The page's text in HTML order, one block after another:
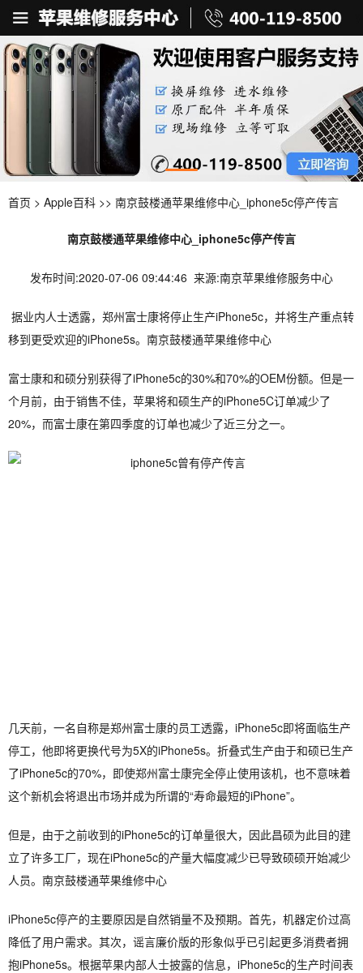
首页 > Apple百科 >> 南京鼓楼通苹果维修中心_iphone5c停产传言
南京鼓楼通苹果维修中心_iphone5c停产传言
发布时间:2020-07-06 09:44:46 来源:南京苹果维修服务中心
据业内人士透露，郑州富士康将停止生产iPhone5c，并将生产重点转
移到更受欢迎的iPhone5s。南京鼓楼通苹果维修中心
富士康和和硕分别获得了iPhone5c的30%和70%的OEM份额。但是一
个月前，由于销售不佳，苹果将和硕生产的iPhone5C订单减少了
20%，而富士康在第四季度的订单也减少了近三分之一。
几天前，一名自称是郑州富士康的员工透露，iPhone5c即将面临生产
停工，他即将更换代号为5X的iPhone5s。折叠式生产由于和硕已生产
了iPhone5c的70%，即使郑州富士康完全停止使用该机，也不意味着
这个新机会将退出市场并成为所谓的“寿命最短的iPhone”。
但是，由于之前收到的iPhone5c的订单量很大，因此昌硕为此目的建
立了许多工厂，现在iPhone5c的产量大幅度减少已导致硕硕开始减少
人员。南京鼓楼通苹果维修中心
iPhone5c停产的主要原因是自然销量不及预期。首先，机器定价过高
降低了用户需求。其次，谣言廉价版的形象似乎已引起更多消费者拥
抱iPhone5s。根据苹果内部人士披露的信息，iPhone5c的生产时间表